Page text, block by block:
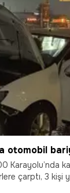
otomobil
Karayolu’nda
çarptı, 3 kişi